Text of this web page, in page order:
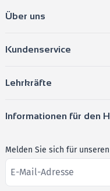
Über uns
Kundenservice
Lehrkräfte
Informationen für den
Melden Sie sich für